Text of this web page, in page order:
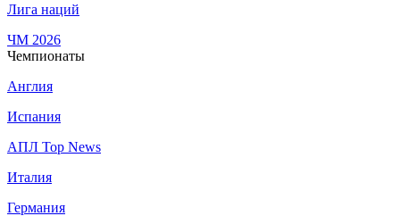
Лига наций
ЧМ 2026
Чемпионаты
Англия
Испания
АПЛ Top News
Италия
Германия